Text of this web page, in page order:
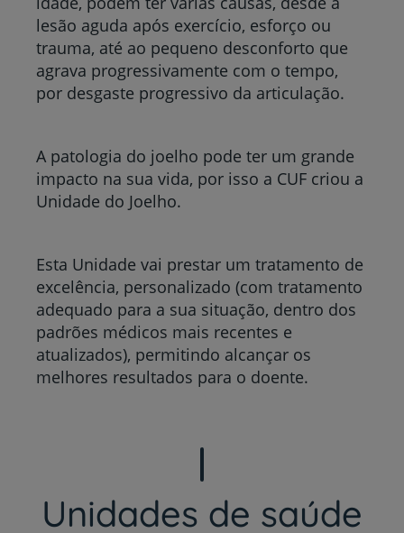
lesão aguda após exercício, esforço ou
trauma, até ao pequeno desconforto que
agrava progressivamente com o tempo,
por desgaste progressivo da articulação.
A patologia do joelho pode ter um grande
impacto na sua vida, por isso a CUF criou a
Unidade do Joelho.
Esta Unidade vai prestar um tratamento de
excelência, personalizado (com tratamento
adequado para a sua situação, dentro dos
padrões médicos mais recentes e
atualizados), permitindo alcançar os
melhores resultados para o doente.
Unidades de saúde